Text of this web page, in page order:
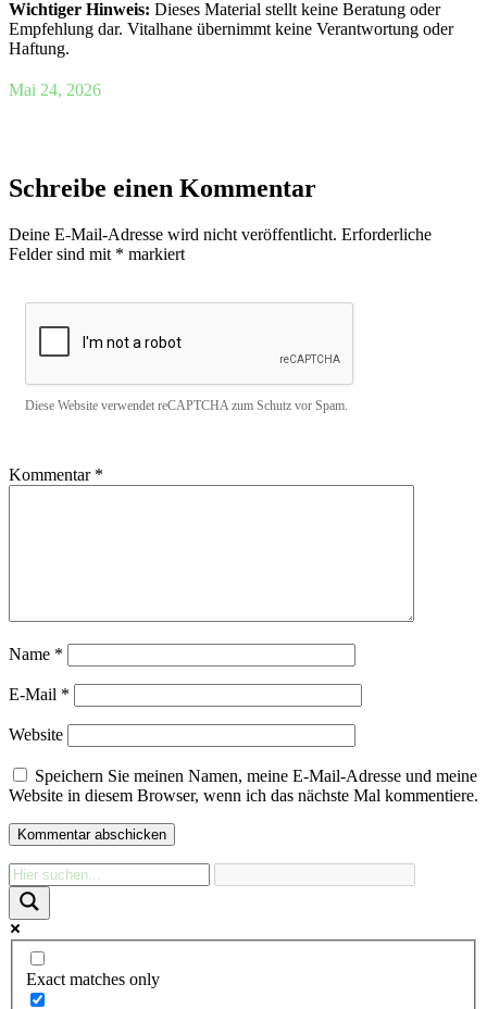
Wichtiger Hinweis: Dieses Material stellt keine Beratung oder
Empfehlung dar. Vitalhane übernimmt keine Verantwortung oder
Haftung.
Mai 24, 2026
Schreibe einen Kommentar
Deine E-Mail-Adresse wird nicht veröffentlicht. Erforderliche
Felder sind mit * markiert
Diese Website verwendet reCAPTCHA zum Schutz vor Spam.
Kommentar *
Name *
E-Mail *
Website
Speichern Sie meinen Namen, meine E-Mail-Adresse und meine
Website in diesem Browser, wenn ich das nächste Mal kommentiere.
Exact matches only